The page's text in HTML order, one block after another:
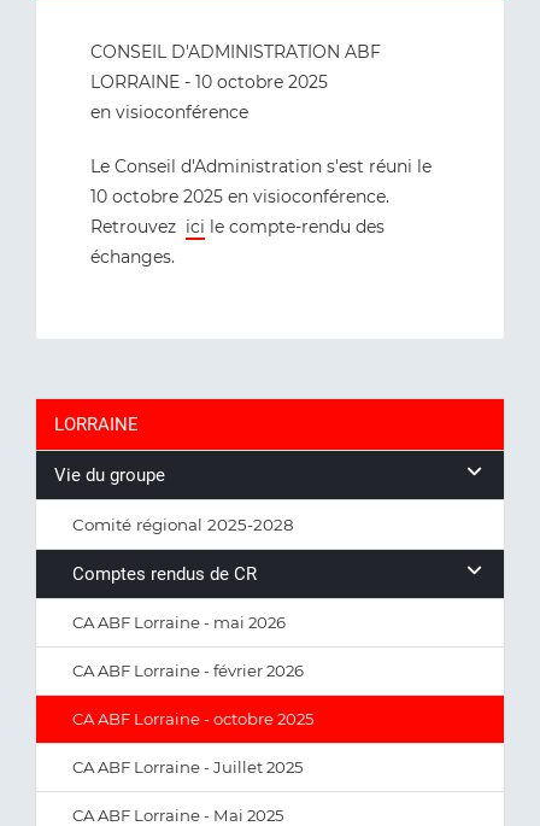
CONSEIL D'ADMINISTRATION ABF
LORRAINE - 10 octobre 2025
en visioconférence
Le Conseil d'Administration s'est réuni le
10 octobre 2025 en visioconférence.
Retrouvez ici le compte-rendu des
échanges.
LORRAINE
Vie du groupe
Comité régional 2025-2028
Comptes rendus de CR
CA ABF Lorraine - mai 2026
CA ABF Lorraine - février 2026
CA ABF Lorraine - octobre 2025
CA ABF Lorraine - Juillet 2025
CA ABF Lorraine - Mai 2025